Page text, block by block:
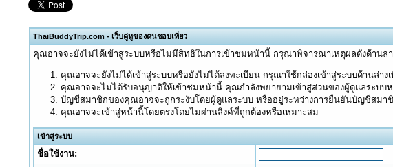
ThaiBuddyTrip.com - เว็บคู่หูของคนชอบเที่ยว
คุณอาจจะยังไม่ได้เข้าสู่ระบบหรือไม่มีสิทธิในการเข้าชมหน้านี้ กรุณาพิจารณาเหตุผลดังด้านล่า
คุณอาจจะยังไม่ได้เข้าสู่ระบบหรือยังไม่ได้ลงทะเบียน กรุณาใช้กล่องเข้าสู่ระบบด้านล่าง
คุณอาจจะไม่ได้รับอนุญาติให้เข้าชมหน้านี้ คุณกำลังพยายามเข้าสู่ส่วนของผู้ดูแลระบ
บัญชีสมาชิกของคุณอาจจะถูกระงับโดยผู้ดูแลระบบ หรืออยู่ระหว่างการยืนยันบัญชีสมา
คุณอาจจะเข้าสู่หน้านี้โดยตรงโดยไม่ผ่านลิงค์ที่ถูกต้องหรือเหมาะสม
เข้าสู่ระบบ
ชื่อใช้งาน: